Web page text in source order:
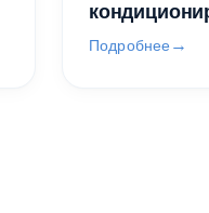
Подробнее